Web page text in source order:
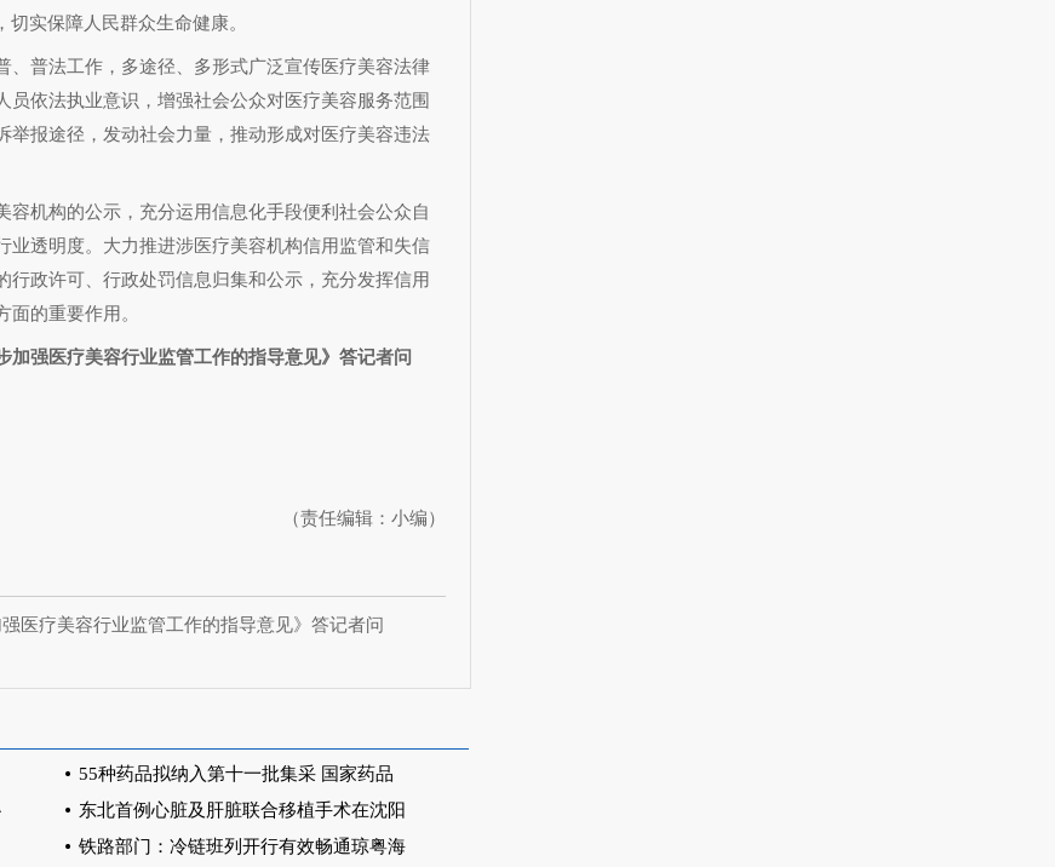
实保障人民群众生命健康。
、普法工作，多途径、多形式广泛宣传医疗美容法律
依法执业意识，增强社会公众对医疗美容服务范围
举报途径，发动社会力量，推动形成对医疗美容违法
容机构的公示，充分运用信息化手段便利社会公众自
业透明度。大力推进涉医疗美容机构信用监管和失信
行政许可、行政处罚信息归集和公示，充分发挥信用
面的重要作用。
加强医疗美容行业监管工作的指导意见》答记者问
（责任编辑：小编）
医疗美容行业监管工作的指导意见》答记者问
55种药品拟纳入第十一批集采 国家药品
东北首例心脏及肝脏联合移植手术在沈阳
铁路部门：冷链班列开行有效畅通琼粤海